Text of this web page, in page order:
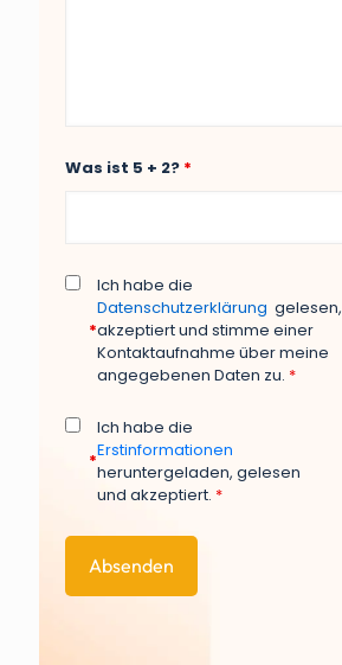
Was ist 5 + 2? *
*
Ich habe die
Datenschutzerklärung gelesen,
akzeptiert und stimme einer
Kontaktaufnahme über meine
angegebenen Daten zu. *
*
Ich habe die
Erstinformationen
heruntergeladen, gelesen
und akzeptiert. *